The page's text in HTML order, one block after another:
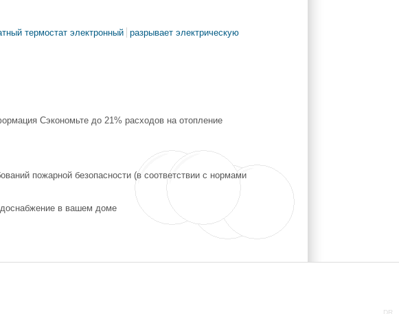
термостат электронный
разрывает электрическую
Сэкономьте до 21% расходов на отопление
пожарной безопасности (в соответствии с нормами
в вашем доме
DR